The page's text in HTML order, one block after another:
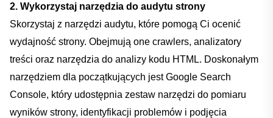
2. Wykorzystaj narzędzia do audytu strony
Skorzystaj z narzędzi ​audytu, które pomogą Ci ocenić
wydajność strony. Obejmują one​ crawlers, analizatory
⁢treści oraz narzędzia do analizy kodu HTML. Doskonałym
narzędziem dla początkujących jest Google Search
Console, który udostępnia zestaw narzędzi do ‍pomiaru
wyników strony, identyfikacji problemów i podjęcia